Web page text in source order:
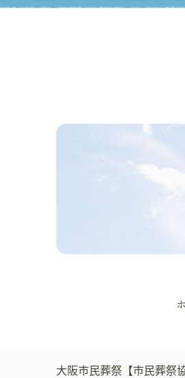
大阪市民葬祭【市民葬祭